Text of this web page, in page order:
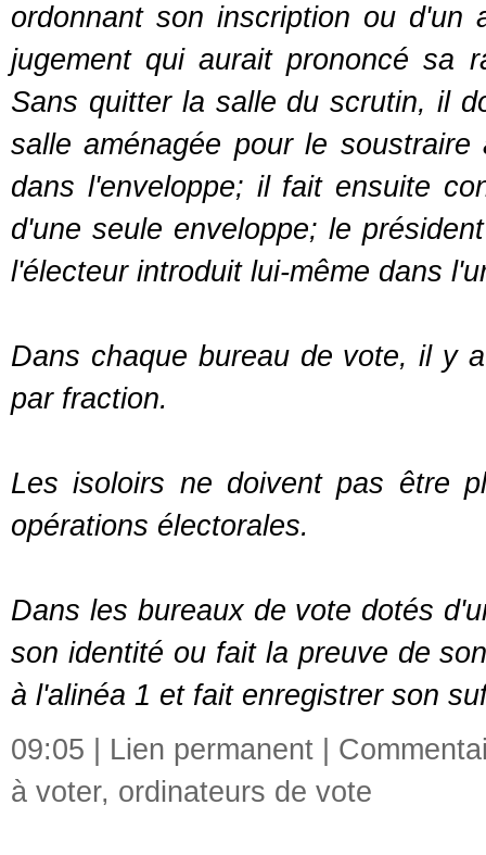
ordonnant son inscription ou
jugement qui aurait prononcé sa
Sans quitter la salle du scrutin, il
salle aménagée pour le
dans l'enveloppe; il fait ensuite
d'une seule enveloppe; le
l'électeur introduit lui-même dans
Dans chaque bureau de vote, il y
par fraction.
Les isoloirs ne doivent pas être
opérations électorales.
Dans les bureaux de vote dotés
son identité ou fait la preuve de
à l'alinéa 1 et fait enregistrer son
09:05 | Lien permanent
à voter, ordinateurs de vote